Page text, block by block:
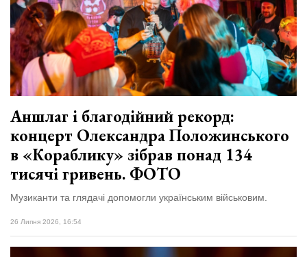
залишив у
Луцьку
три...
27 Липня 2026
705 переглядів
Всі розділи
Персона
Лайф
Афіша
ZONE 18+
Контакти
Політика конфіденційності
Аншлаг і благодійний рекорд:
концерт Олександра Положинського
в «Кораблику» зібрав понад 134
тисячі гривень. ФОТО
Музиканти та глядачі допомогли українським військовим.
26 Липня 2026, 16:54